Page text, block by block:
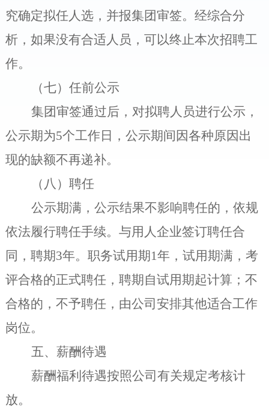
究确定拟任人选，并报集团审签。经综合分
析，如果没有合适人员，可以终止本次招聘工
作。
（七）任前公示
集团审签通过后，对拟聘人员进行公示，
公示期为5个工作日，公示期间因各种原因出
现的缺额不再递补。
（八）聘任
公示期满，公示结果不影响聘任的，依规
依法履行聘任手续。与用人企业签订聘任合
同，聘期3年。职务试用期 1年，试用期满，考
评合格的正式聘任，聘期自试用期起计算；不
合格的，不予聘任，由公司安排其他适合工作
岗位。
五、薪酬待遇
薪酬福利待遇按照公司 有关规定考核计
放。